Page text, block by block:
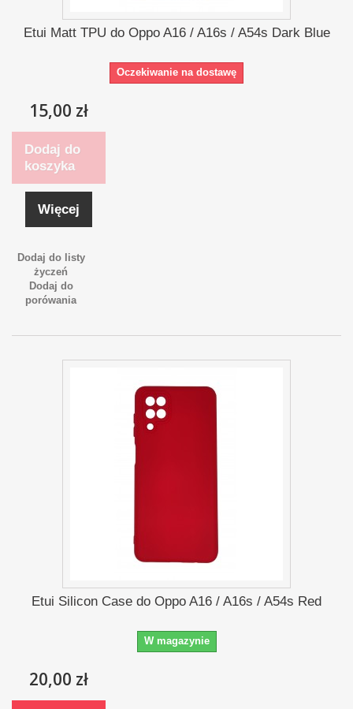
Etui Matt TPU do Oppo A16 / A16s / A54s Dark Blue
Oczekiwanie na dostawę
15,00 zł
Dodaj do
koszyka
Więcej
Dodaj do listy
życzeń
Dodaj do
porówania
Etui Silicon Case do Oppo A16 / A16s / A54s Red
W magazynie
20,00 zł